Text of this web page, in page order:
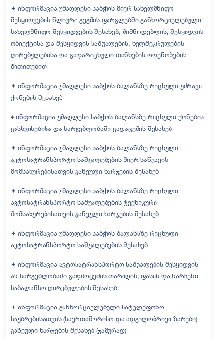
✦ ინფორმაცია უმაღლესი საბჭოს მიერ სახელმწიფო
შესყიდვების წლიური გეგმის ფარგლებში განხორციელებული
სახელმწიფო შესყიდვების შესახებ, მიმწოდებლის, შესყიდვის
ობიექტისა და შესყიდვის საშუალების, ხელშეკრულების
ღირებულებისა და გადარიცხული თანხების ოდენობების
მითითებით
✦ ინფორმაცია უმაღლესი საბჭოს ბალანსზე რიცხული უძრავი
ქონების შესახებ
♦ ინფორმაცია უმაღლესი საბჭოს ბალანსზე რიცხული ქონების
გასხვისებისა და სარგებლობაში გადაცემის შესახებ
✦ ინფორმაცია უმაღლესი საბჭოს ბალანსზე რიცხული
ავტოსატრანსპორტო საშუალებების მიერ საწვავის
მომსახურებისათვის გაწეული ხარჯების შესახებ
✦ ინფორმაცია უმაღლესი საბჭოს ბალანსზე რიცხული
ავტოსატრანსპორტო საშუალებების ტექნიკური
მომსახურებისათვის გაწეული ხარჯების შესახებ
✦ ინფორმაცია უმაღლესი საბჭოს ბალანსზე რიცხული
ავტოსატრანსპორტო საშუალებების შესახებ
✦ ინფორმაცია ავტოსატრანსპორტო საშუალების შესყიდვის
ან სარგებლობაში გადმოცემის თარიღის, ფასის და ნარჩენი
საბალანსო ღირებულების შესახებ
✦ ინფორმაცია განხორციელებული სატელეფონო
საუბრებისათვის (საერთაშორისო და ადგილობრივი ზარები)
გაწეული ხარჯების შესახებ (ჯამურად)